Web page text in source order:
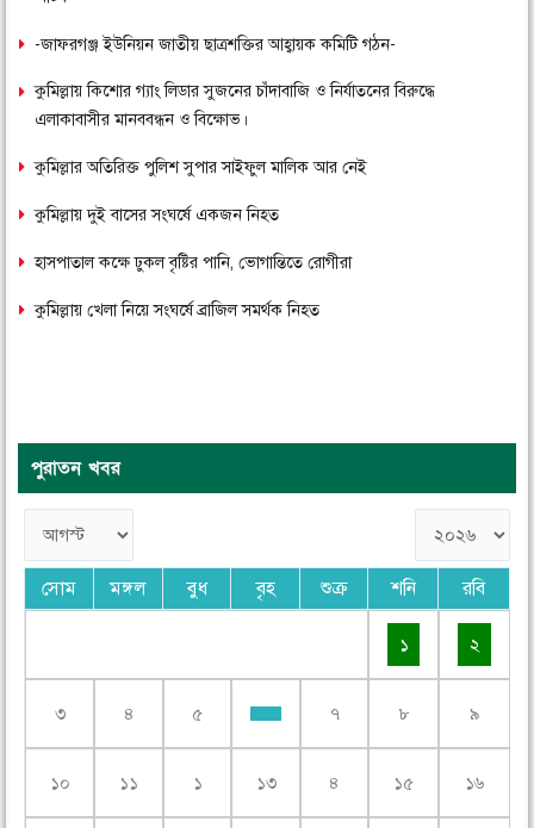
-জাফরগঞ্জ ইউনিয়ন জাতীয় ছাত্রশক্তির আহ্বায়ক কমিটি গঠন-
কুমিল্লায় কিশোর গ্যাং লিডার সুজনের চাঁদাবাজি ও নির্যাতনের বিরুদ্ধে
এলাকাবাসীর মানববন্ধন ও বিক্ষোভ।
কুমিল্লার অতিরিক্ত পুলিশ সুপার সাইফুল মালিক আর নেই
কুমিল্লায় দুই বাসের সংঘর্ষে একজন নিহত
হাসপাতাল কক্ষে ঢুকল বৃষ্টির পানি, ভোগান্তিতে রোগীরা
কুমিল্লায় খেলা নিয়ে সংঘর্ষে ব্রাজিল সমর্থক নিহত
পুরাতন খবর
সোম মঙ্গল বুধ বৃহ শুক্র শনি রবি
১ ২
৩ ৪ ৫ ৭ ৮ ৯
১০ ১১ ১ ১৩ ৪ ১৫ ১৬